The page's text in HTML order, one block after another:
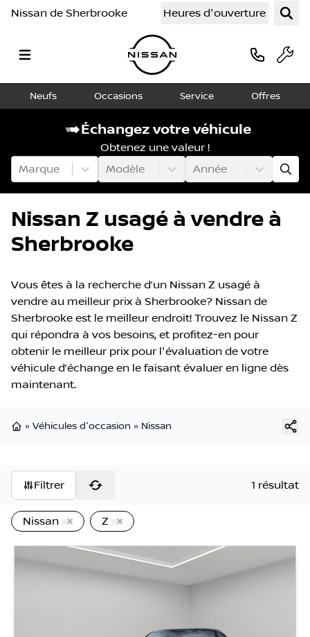
Nissan de Sherbrooke Heures d'ouverture
Neufs Occasions Service Offres
Échangez votre véhicule
Obtenez une valeur !
Marque
Modèle Année
Nissan Z usagé à vendre à
Sherbrooke
Vous êtes à la recherche d’un Nissan Z usagé à
vendre au meilleur prix à Sherbrooke? Nissan de
Sherbrooke est le meilleur endroit! Trouvez le Nissan Z
qui répondra à vos besoins, et profitez-en pour
obtenir le meilleur prix pour l'évaluation de votre
véhicule d’échange en le faisant évaluer en ligne dès
maintenant.
» Véhicules d'occasion » Nissan
Filtrer 1 résultat
Nissan Z